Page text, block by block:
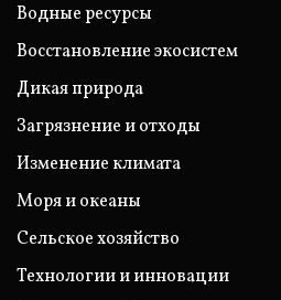
Водные ресурсы
Восстановление экосистем
Дикая природа
Загрязнение и отходы
Изменение климата
Моря и океаны
Сельское хозяйство
Технологии и инновации